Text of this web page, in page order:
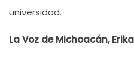
universidad.
La Voz de Michoacán,